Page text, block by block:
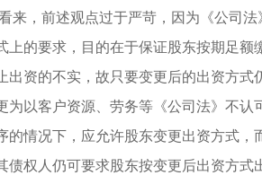
来，前述观点过于严苛，因为《公司
上的要求，目的在于保证股东按期足额
出资的不实，故只要变更后的出资方式
为以客户资源、劳务等《公司法》不认
的情况下，应允许股东变更出资方式，
债权人仍可要求股东按变更后出资方式